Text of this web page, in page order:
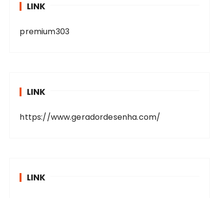
LINK
premium303
LINK
https://www.geradordesenha.com/
LINK